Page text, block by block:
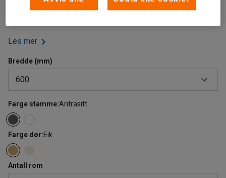
som kan bygges på med flere seksjoner for fleksibel
Les mer
Bredde (mm)
600
600
900
Farge stamme:Antrasitt
Farge dør:Eik
Antall rom